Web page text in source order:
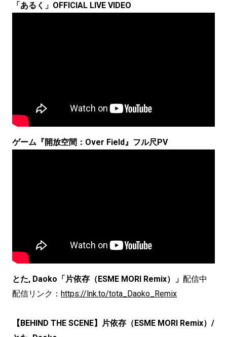
「あるく」OFFICIAL LIVE VIDEO
ゲーム『開放空間：Over Field』フル尺PV
とた, Daoko「片依存（ESME MORI Remix）」 配信中
配信リンク： https://lnk.to/tota_Daoko_Remix
【BEHIND THE SCENE】片依存（ESME MORI Remix）/